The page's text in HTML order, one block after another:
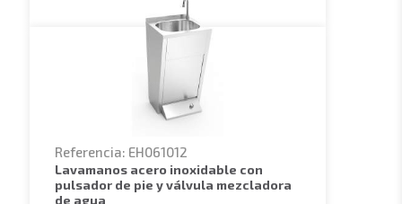
Referencia: EH061012
lavamanos acero inoxidable con
pulsador de pie y válvula mezcladora
de agua